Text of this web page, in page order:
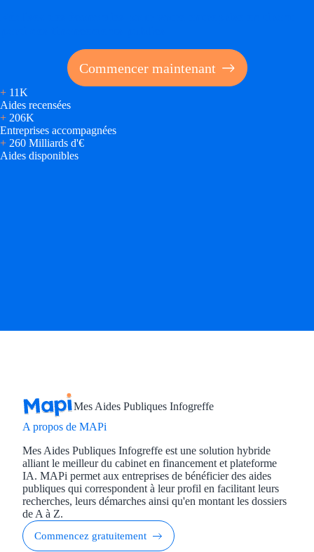
Commencer maintenant
+ 11K
Aides recensées
+ 206K
Entreprises accompagnées
+ 260 Milliards d'€
Aides disponibles
Mes Aides Publiques Infogreffe
A propos de MAPi
Mes Aides Publiques Infogreffe est une solution hybride
alliant le meilleur du cabinet en financement et plateforme
IA. MAPi permet aux entreprises de bénéficier des aides
publiques qui correspondent à leur profil en facilitant leurs
recherches, leurs démarches ainsi qu'en montant les dossiers
de A à Z.
Commencez gratuitement